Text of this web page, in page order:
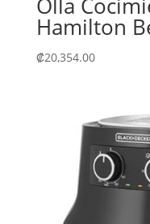
Hamilton
₡20,354.00